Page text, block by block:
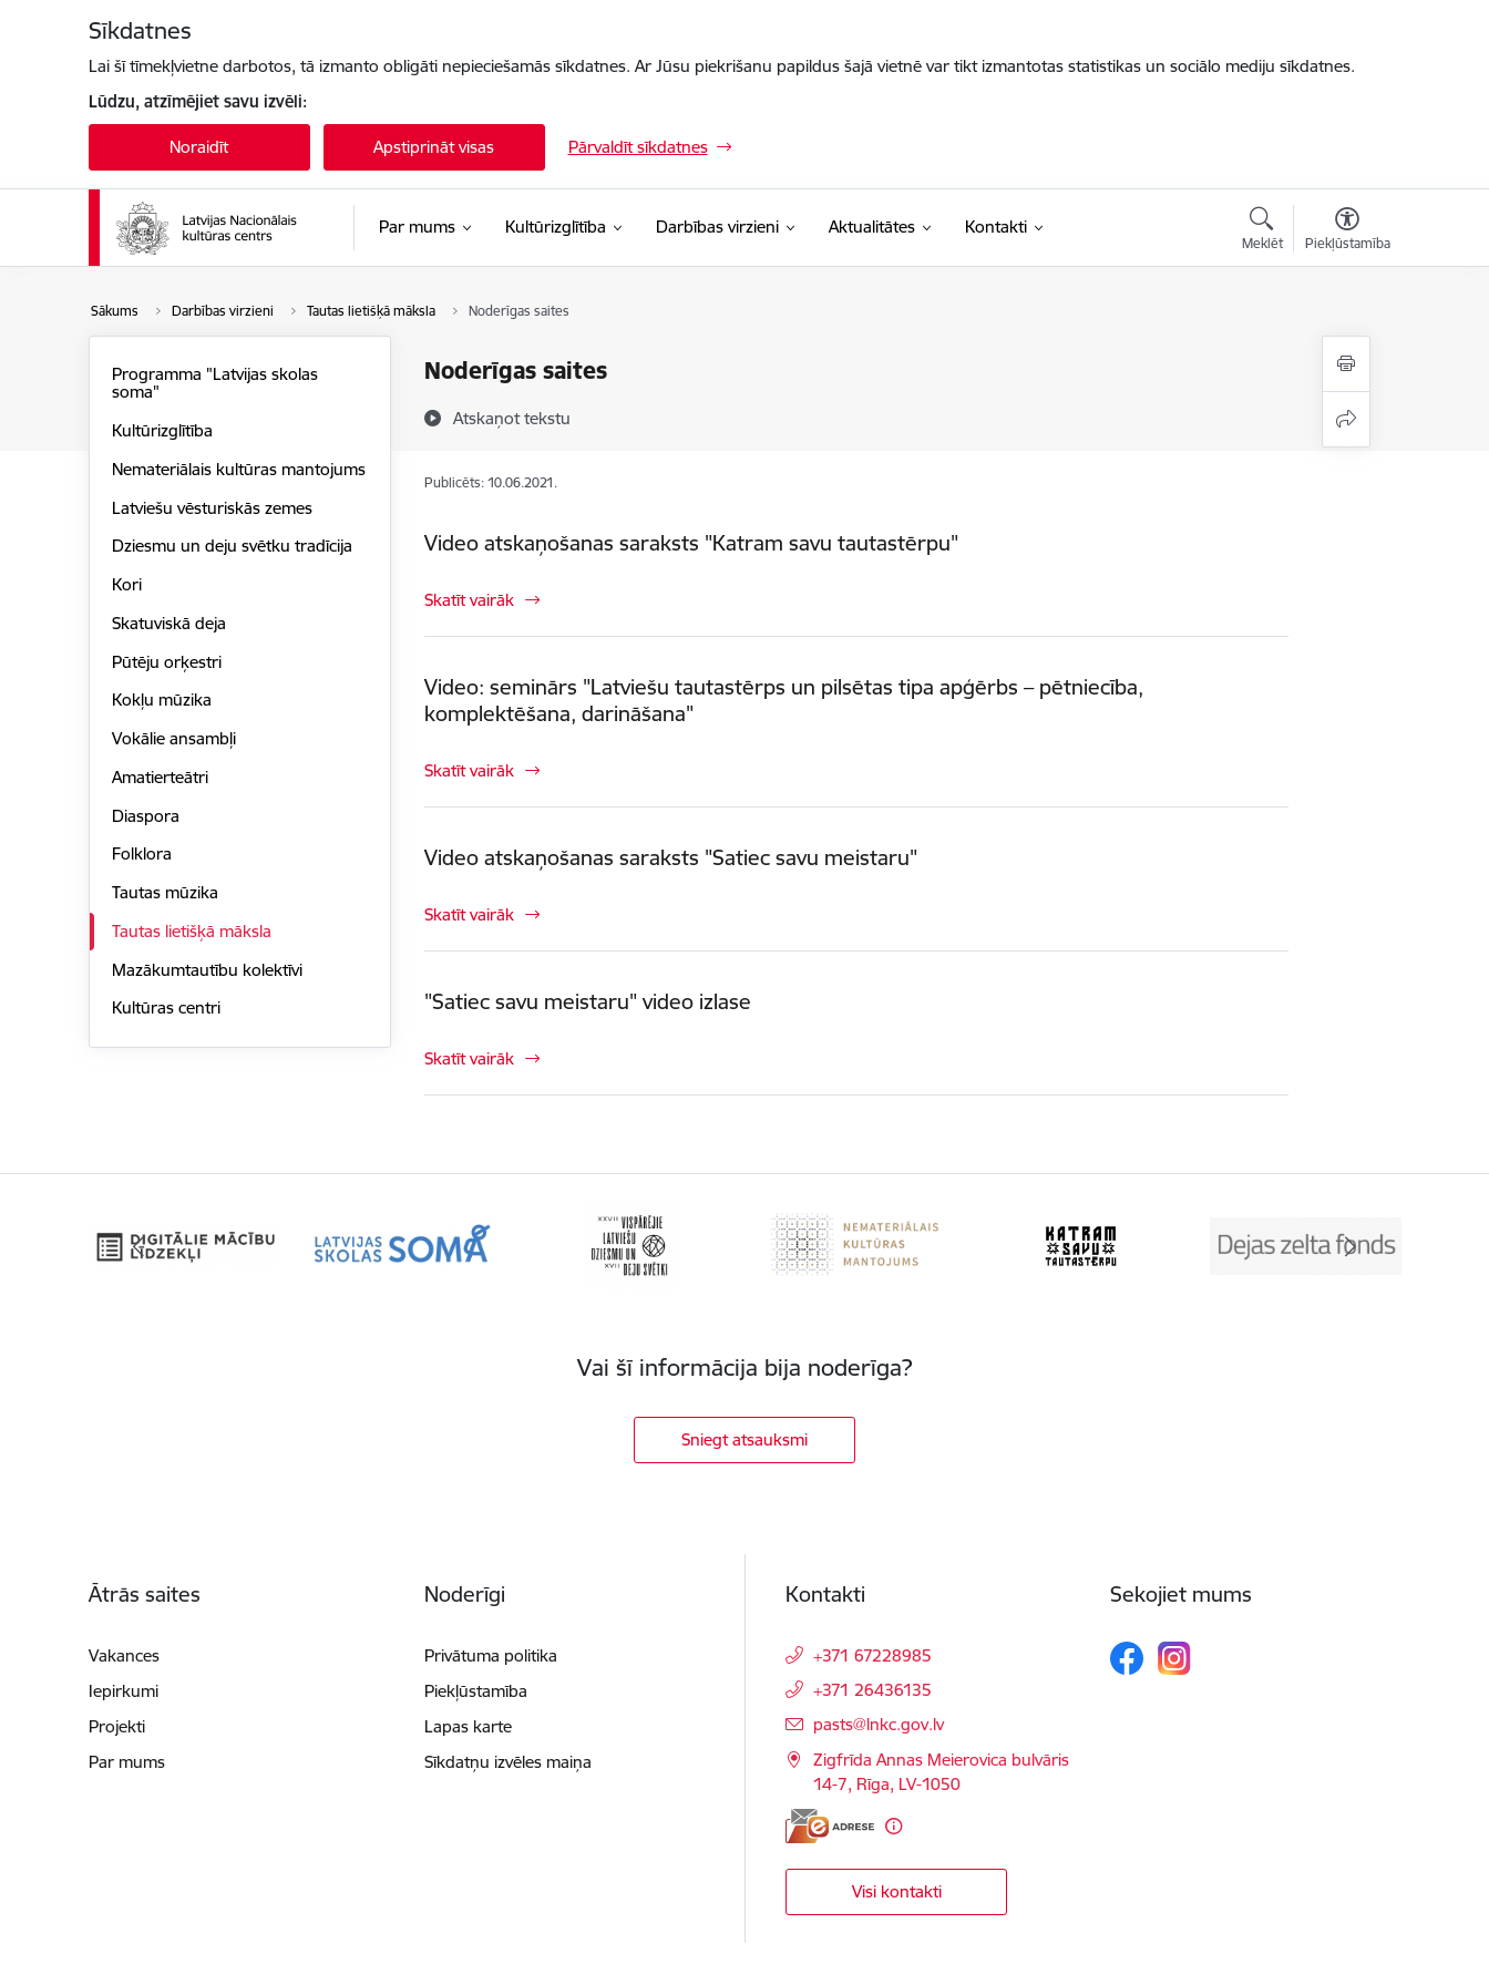
Sīkdatnes
Lai šī tīmekļvietne darbotos, tā izmanto obligāti nepieciešamās sīkdatnes. Ar Jūsu piekrišanu papildus šajā vietnē var tikt izmantotas statistikas un sociālo mediju sīkdatnes.
Lūdzu, atzīmējiet savu izvēli:
Noraidīt Apstiprināt visas Pārvaldīt sīkdatnes
Par mums Kultūrizglītība Darbības virzieni Aktualitātes Kontakti
Meklēt Piekļūstamība
Sākums Darbības virzieni Tautas lietišķā māksla Noderīgas saites
Noderīgas saites
Atskaņot tekstu
Programma "Latvijas skolas
soma"
Kultūrizglītība
Nemateriālais kultūras mantojums
Latviešu vēsturiskās zemes
Dziesmu un deju svētku tradīcija
Kori
Skatuviskā deja
Pūtēju orķestri
Kokļu mūzika
Vokālie ansambļi
Amatierteātri
Diaspora
Folklora
Tautas mūzika
Tautas lietišķā māksla
Mazākumtautību kolektīvi
Kultūras centri
Publicēts: 10.06.2021.
Video atskaņošanas saraksts "Katram savu tautastērpu"
Skatīt vairāk
Video: seminārs "Latviešu tautastērps un pilsētas tipa apģērbs – pētniecība,
komplektēšana, darināšana"
Skatīt vairāk
Video atskaņošanas saraksts "Satiec savu meistaru"
Skatīt vairāk
"Satiec savu meistaru" video izlase
Skatīt vairāk
Vai šī informācija bija noderīga?
Sniegt atsauksmi
Ātrās saites
Vakances
Iepirkumi
Projekti
Par mums
Noderīgi
Privātuma politika
Piekļūstamība
Lapas karte
Sīkdatņu izvēles maiņa
Kontakti
+371 67228985
+371 26436135
E-pasts:
pasts@lnkc.gov.lv
Zigfrīda Annas Meierovica bulvāris
14-7, Rīga, LV-1050
Visi kontakti
Sekojiet mums